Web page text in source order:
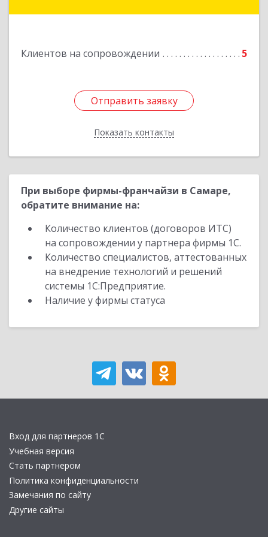
Клиентов на сопровождении 5
Отправить заявку
Показать контакты
Отправить заявку
Назад
При выборе фирмы-франчайзи в Самаре,
обратите внимание на:
Количество клиентов (договоров ИТС)
на сопровождении у партнера фирмы 1С.
Количество специалистов, аттестованных
на внедрение технологий и решений
системы 1С:Предприятие.
Наличие у фирмы статуса
Вход для партнеров 1С
Учебная версия
Стать партнером
Политика конфиденциальности
Замечания по сайту
Другие сайты